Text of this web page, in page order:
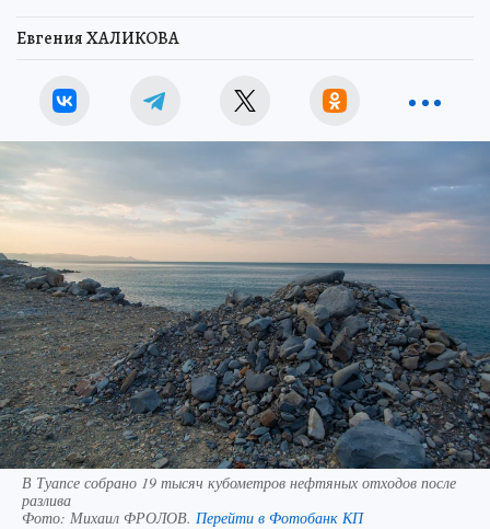
Евгения ХАЛИКОВА
В Туапсе собрано 19 тысяч кубометров нефтяных отходов после
разлива
Фото: Михаил ФРОЛОВ. Перейти в Фотобанк КП